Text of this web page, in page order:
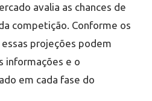
avalia as chances de
competição. Conforme os
projeções podem
informações e o
em cada fase do